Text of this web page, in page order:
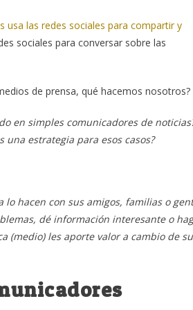
usa las redes sociales para compartir y
sociales para conversar sobre las
de prensa, qué hacemos nosotros?
en simples comunicadores de
una estrategia para esos casos?
lo hacen con sus amigos, familias o
dé información interesante o
(medio) les aporte valor a cambio de su